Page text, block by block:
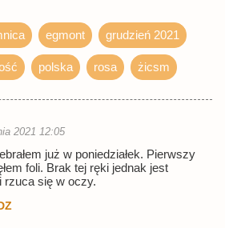
egmont grudzień 2021
polska rosa żicsm
2021 12:05
już w poniedziałek. Pierwszy
foli. Brak tej ręki jednak jest
rzuca się w oczy.